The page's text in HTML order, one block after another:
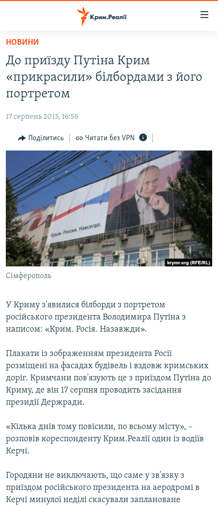
Перейти
основного
матеріалу
Перейти
до
основної
навігації
Перейти
до
ВОДА.КРИМ
ВІДЕО ТА ФОТО
БЛОГИ
ПОГЛЯД
ІНТЕРВ'Ю
ВСЕ ЗА ДЕНЬ
СПЕЦПРОЕКТИ
ДЕПОРТАЦІЯ
ВІДЕОУРОКИ «ELIFBE»
СВІДЧЕННЯ ОКУПАЦІЇ
УКРАЇНСЬКА ПРОБЛЕМА КРИМУ
ІНФОГРАФІКА
ЯК ОБІЙТИ БЛОКУВАННЯ
Русский
Qırımtatar
ДОЛУЧАЙСЯ!
Усі сайти RFE/RL
НОВИНИ
До приїзду Путіна Крим
«прикрасили» білбордами з його
портретом
17 серпень 2015, 16:55
Поділитись Читати без VPN
Сімферополь
У Криму з'явилися білборди з портретом
російського президента Володимира Путіна з
написом: «Крим. Росія. Назавжди».
Плакати із зображенням президента Росії
розміщені на фасадах будівель і вздовж кримських
доріг. Кримчани пов'язують це з приїздом Путіна до
Криму, де він 17 серпня проводить засідання
президії Держради.
«Кілька днів тому повісили, по всьому місту», –
розповів кореспонденту Крим.Реалії один із водіїв
Керчі.
Городяни не виключають, що саме у зв'язку з
приїздом російського президента на аеродромі в
Керчі минулої неділі скасували заплановане